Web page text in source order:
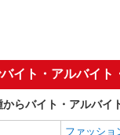
イト・アルバイト
らバイト・アルバイ
ファッショ